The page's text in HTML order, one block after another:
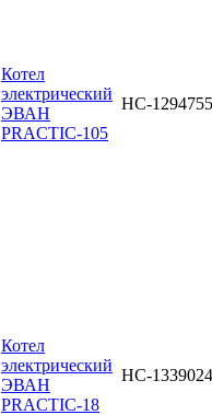
Котел
электрический
ЭВАН
PRACTIC-105
НС-1294755
Котел
электрический
ЭВАН
PRACTIC-18
НС-1339024